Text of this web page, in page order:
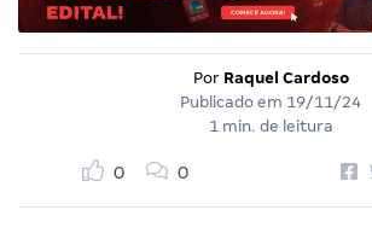
Por Raquel Cardoso
Publicado em 19/11/24
1 min. de leitura
0 0